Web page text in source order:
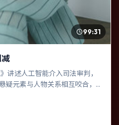
99:31
讲述人工智能介入司法审判，
疑元素与人物关系相互咬合，
为出彩。导演陈思诚善于在长
班牙实地取景，增强真实质